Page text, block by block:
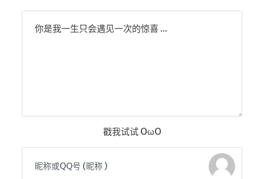
你是我一生只会遇见一次的惊喜 ...
戳我试试 OωO